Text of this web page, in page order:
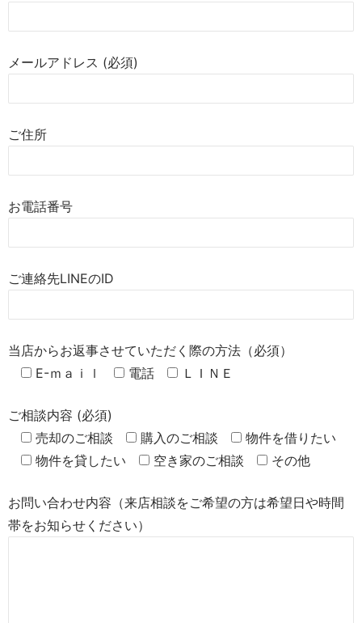
メールアドレス (必須)
ご住所
お電話番号
ご連絡先LINEのID
当店からお返事させていただく際の方法（必須）
E-ｍａｉｌ
電話 ＬＩＮＥ
ご相談内容 (必須)
売却のご相談
購入のご相談
物件を借りたい
物件を貸したい
空き家のご相談 その他
お問い合わせ内容（来店相談をご希望の方は希望日や時間
帯をお知らせください）